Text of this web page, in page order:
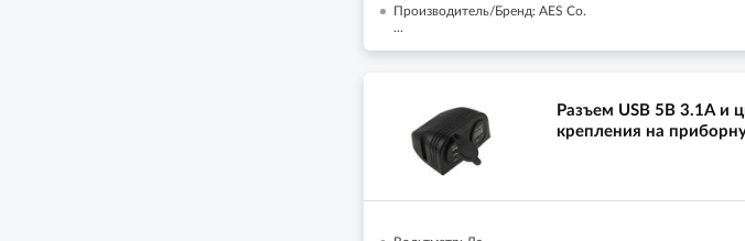
Производитель/Бренд: AES Co.
...
Разъем USB 5В 3.1А и
крепления на